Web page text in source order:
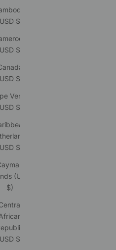
$)
$)
$)
Verde
$)
$)
(USD
$)
$)